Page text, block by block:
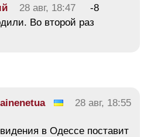
28 авг, 18:47
-8
Во второй раз
28 авг, 18:55
в Одессе поставит